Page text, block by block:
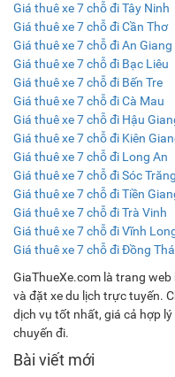
Giá thuê xe 7 chỗ đi Tây Ninh
Giá thuê xe 7 chỗ đi Cần Thơ
Giá thuê xe 7 chỗ đi An Giang
Giá thuê xe 7 chỗ đi Bạc Liêu
Giá thuê xe 7 chỗ đi Bến Tre
Giá thuê xe 7 chỗ đi Cà Mau
Giá thuê xe 7 chỗ đi Hậu
Giá thuê xe 7 chỗ đi Kiên
Giá thuê xe 7 chỗ đi Long An
Giá thuê xe 7 chỗ đi Sóc Trăng
Giá thuê xe 7 chỗ đi Tiền
Giá thuê xe 7 chỗ đi Trà Vinh
Giá thuê xe 7 chỗ đi Vĩnh
Giá thuê xe 7 chỗ đi Đồng
GiaThueXe.com là trang
và đặt xe du lịch trực tuyến.
dịch vụ tốt nhất, giá cả hợp
chuyến đi.
Bài viết mới